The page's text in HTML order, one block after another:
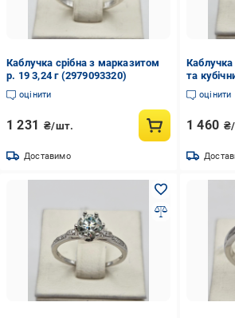
Каблучка срібна з марказитом
р. 19 3,24 г (2979093320)
оцінити
1 231 ₴/шт.
Доставимо
Каблучка
та
1,78 г
оцінити
1 460